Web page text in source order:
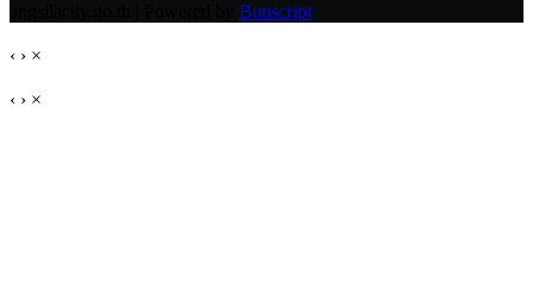
Buuscript
‹ › ×
‹ › ×